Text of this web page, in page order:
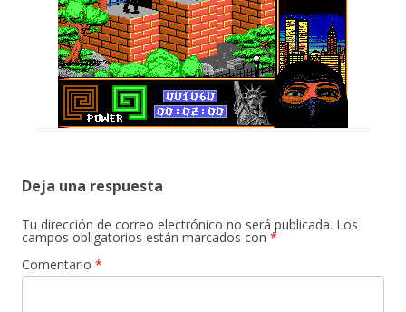
Deja una respuesta
Tu dirección de correo electrónico no será publicada. Los
campos obligatorios están marcados con *
Comentario *